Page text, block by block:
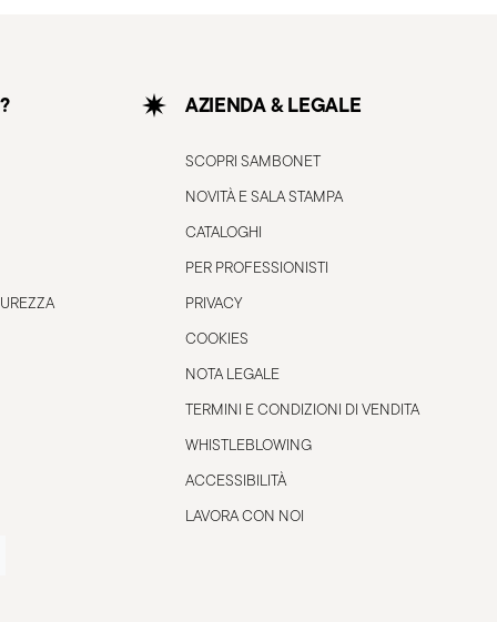
AZIENDA & LEGALE
SCOPRI SAMBONET
NOVITÀ E SALA STAMPA
CATALOGHI
PER PROFESSIONISTI
PRIVACY
COOKIES
NOTA LEGALE
TERMINI E CONDIZIONI DI VENDITA
WHISTLEBLOWING
ACCESSIBILITÀ
LAVORA CON NOI